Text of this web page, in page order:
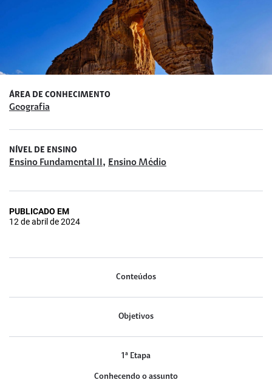
ÁREA DE CONHECIMENTO
Geografia
NÍVEL DE ENSINO
Ensino Fundamental II, Ensino Médio
PUBLICADO EM
12 de abril de 2024
Conteúdos
Objetivos
1ª Etapa
Conhecendo o assunto